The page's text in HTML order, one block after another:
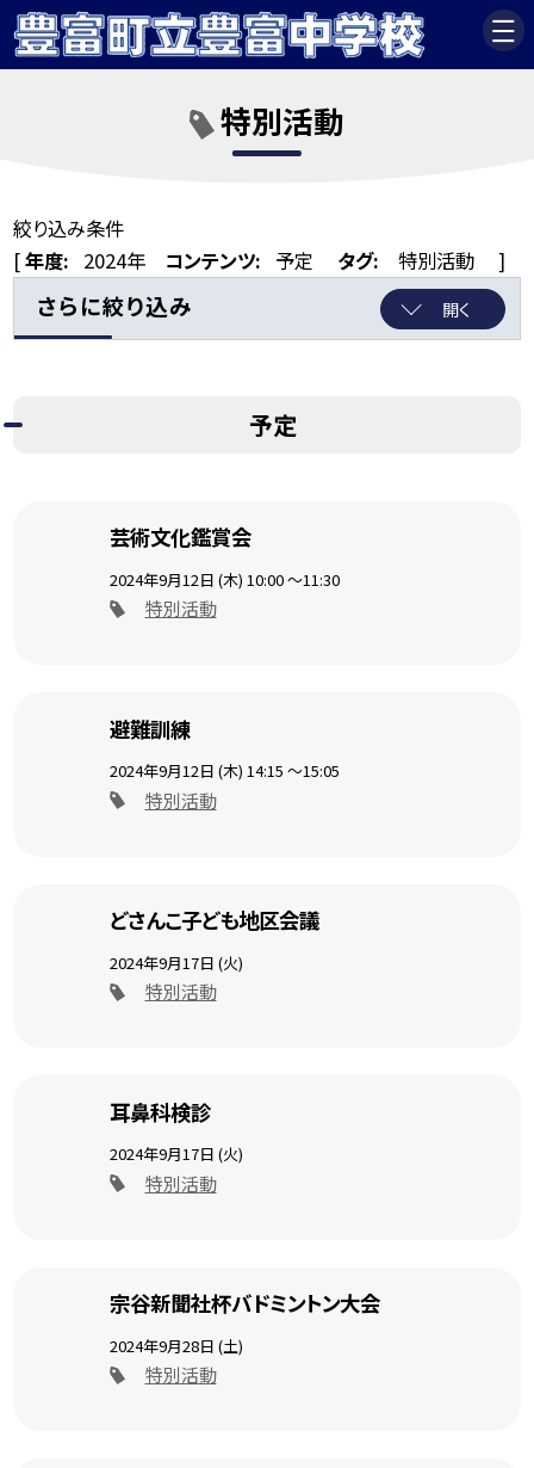
特別活動
絞り込み条件
[年度: 2024年 コンテンツ: 予定 タグ: 特別活動 ]
さらに絞り込み 開く
予定
芸術文化鑑賞会
2024年9月12日 (木)10:00～11:30
特別活動
避難訓練
2024年9月12日 (木)14:15 ～15:05
特別活動
どさんこ子ども地区会議
2024年9月17日 (火)
特別活動
耳鼻科検診
2024年9月17日 (火)
特別活動
宗谷新聞社杯バドミントン大会
2024年9月28日 (土)
特別活動